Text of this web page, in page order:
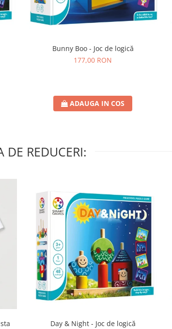
Bunny Boo - Joc de logică
177,00 RON
ADAUGA IN COS
DE REDUCERI:
Day & Night - Joc de logică